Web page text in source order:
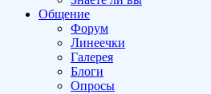
Общение
Форум
Линеечки
Галерея
Блоги
Опросы